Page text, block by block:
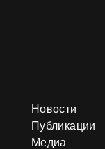
Новости
Публикации
Медиа